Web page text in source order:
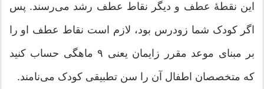
این نقطهٔ عطف و دیگر نقاط عطف رشد می‌رسند. پس
اگر کودک شما زودرس بود،‌ لازم است نقاط عطف او را
بر مبنای موعد مقرر زایمان یعنی ۹ ماهگی حساب کنید
که متخصصان اطفال آن را سن تطبیقی کودک می‌نامند.